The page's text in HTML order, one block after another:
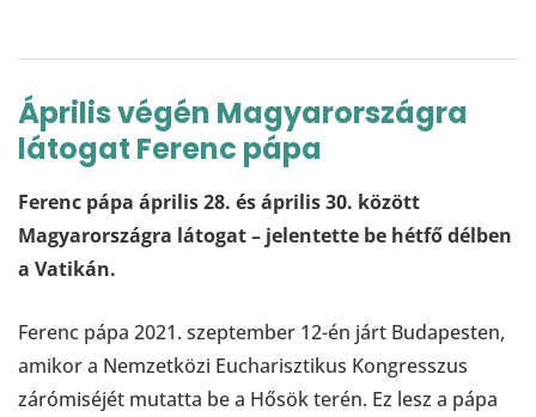
Április végén Magyarországra
látogat Ferenc pápa
Ferenc pápa április 28. és április 30. között
Magyarországra látogat – jelentette be hétfő délben
a Vatikán.
Ferenc pápa 2021. szeptember 12-én járt Budapesten,
amikor a Nemzetközi Eucharisztikus Kongresszus
zárómiséjét mutatta be a Hősök terén. Ez lesz a pápa